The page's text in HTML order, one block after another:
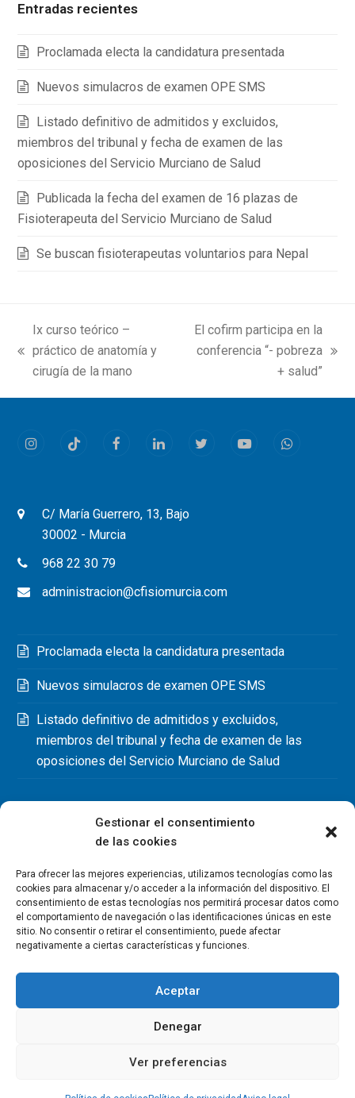
Gestionar el consentimiento
de las cookies
Para ofrecer las mejores experiencias, utilizamos tecnologías como las
cookies para almacenar y/o acceder a la información del dispositivo. El
consentimiento de estas tecnologías nos permitirá procesar datos como
el comportamiento de navegación o las identificaciones únicas en este
sitio. No consentir o retirar el consentimiento, puede afectar
negativamente a ciertas características y funciones.
Aceptar
Denegar
Ver preferencias
Entradas recientes
Proclamada electa la candidatura presentada
Nuevos simulacros de examen OPE SMS
Listado definitivo de admitidos y excluidos,
miembros del tribunal y fecha de examen de las
oposiciones del Servicio Murciano de Salud
Publicada la fecha del examen de 16 plazas de
Fisioterapeuta del Servicio Murciano de Salud
Se buscan fisioterapeutas voluntarios para Nepal
previous
post:
Ix curso teórico –
práctico de anatomía y
cirugía de la mano
next
El cofirm participa en la
conferencia “- pobreza
+ salud”
InstagramTiktok FacebookLinkedInTwitterYoutubeWhatsapp
C/ María Guerrero, 13, Bajo
30002 - Murcia
968 22 30 79
administracion@cfisiomurcia.com
Proclamada electa la candidatura presentada
Nuevos simulacros de examen OPE SMS
Listado definitivo de admitidos y excluidos,
miembros del tribunal y fecha de examen de las
oposiciones del Servicio Murciano de Salud
Copyright Colegio Oficial de Fisioterapeutas de la Región de
Contacto